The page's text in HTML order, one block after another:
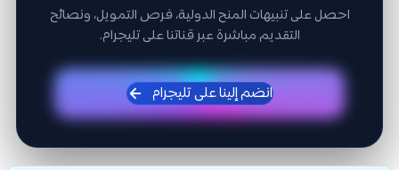
احصل على تنبيهات المنح الدولية، فرص التمويل، ونصائح
التقديم مباشرة عبر قناتنا على تليجرام.
انضم إلينا على تليجرام